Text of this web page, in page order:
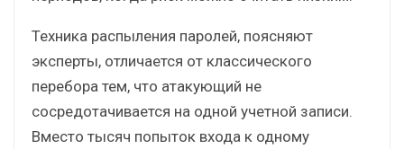
Техника распыления паролей, поясняют
эксперты, отличается от классического
перебора тем, что атакующий не
сосредотачивается на одной учетной записи.
Вместо тысяч попыток входа к одному